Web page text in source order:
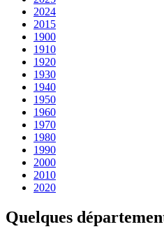
2024
2015
1900
1910
1920
1930
1940
1950
1960
1970
1980
1990
2000
2010
2020
Quelques